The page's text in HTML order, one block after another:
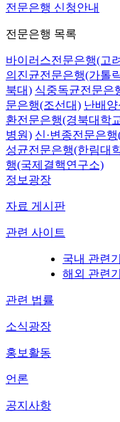
전문은행 신청안내
전문은행 목록
바이러스전문은행(고
의진균전문은행(가톨
북대) 식중독균전문은
문은행(조선대) 난배
환전문은행(경북대학
병원) 신·변종전문은
성균전문은행(한림대
행(국제결핵연구소)
정보광장
자료 게시판
관련 사이트
국내 관련
해외 관련
관련 법률
소식광장
홍보활동
언론
공지사항